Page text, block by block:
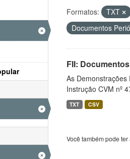
Formatos: TXT
Documentos
FII:
As
Instrução CVM nº
TXT CSV
Você também pode